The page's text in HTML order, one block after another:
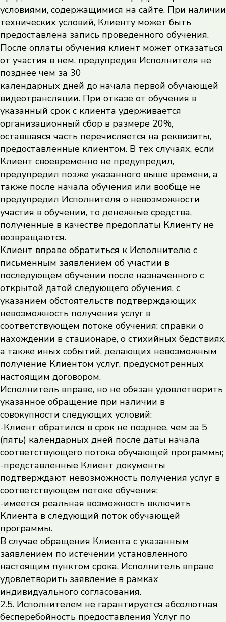
условиями, содержащимися на сайте. При наличии
технических условий, Клиенту может быть
предоставлена запись проведенного обучения.
После оплаты обучения клиент может отказаться
от участия в нем, предупредив Исполнителя не
позднее чем за 30
календарных дней до начала первой обучающей
видеотрансляции. При отказе от обучения в
указанный срок с клиента удерживается
организационный сбор в размере 20%,
оставшаяся часть перечисляется на реквизиты,
предоставленные клиентом. В тех случаях, если
Клиент своевременно не предупредил,
предупредил позже указанного выше времени, а
также после начала обучения или вообще не
предупредил Исполнителя о невозможности
участия в обучении, то денежные средства,
полученные в качестве предоплаты Клиенту не
возвращаются.
Клиент вправе обратиться к Исполнителю с
письменным заявлением об участии в
последующем обучении после назначенного с
открытой датой следующего обучения, с
указанием обстоятельств подтверждающих
невозможность получения услуг в
соответствующем потоке обучения: справки о
нахождении в стационаре, о стихийных бедствиях,
а также иных событий, делающих невозможным
получение Клиентом услуг, предусмотренных
настоящим договором.
Исполнитель вправе, но не обязан удовлетворить
указанное обращение при наличии в
совокупности следующих условий:
-Клиент обратился в срок не позднее, чем за 5
(пять) календарных дней после даты начала
соответствующего потока обучающей программы;
-представленные Клиент документы
подтверждают невозможность получения услуг в
соответствующем потоке обучения;
-имеется реальная возможность включить
Клиента в следующий поток обучающей
программы.
В случае обращения Клиента с указанным
заявлением по истечении установленного
настоящим пунктом срока, Исполнитель вправе
удовлетворить заявление в рамках
индивидуального согласования.
2.5. Исполнителем не гарантируется абсолютная
бесперебойность предоставления Услуг по